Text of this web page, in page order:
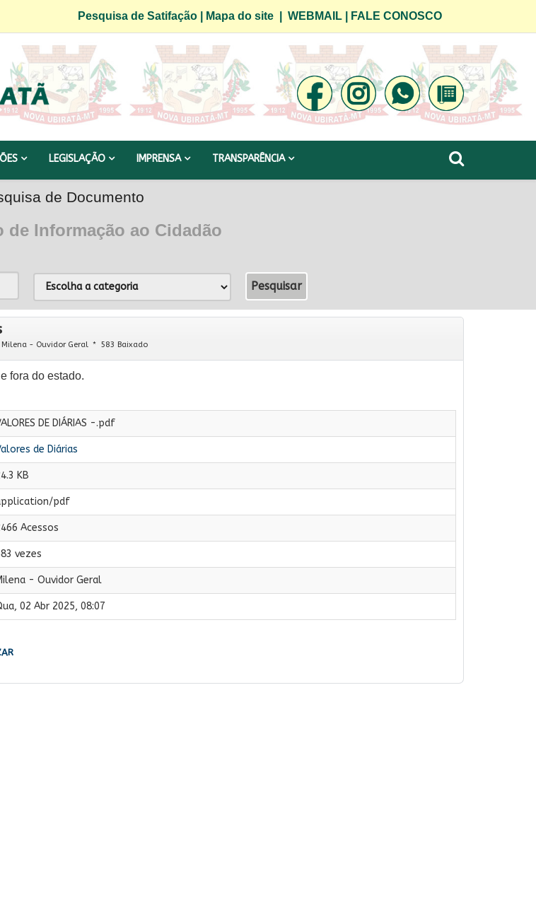
Pesquisa de Satifação| Mapa do site| WEBMAIL| FALE CONOSCO
LEGISLAÇÃO IMPRENSA TRANSPARÊNCIA
de Documento
de Informação ao Cidadão
Milena - Ouvidor Geral 583 Baixado
fora do estado.
DE DIÁRIAS -.pdf
de Diárias
KB
pdf
Acessos
vezes
- Ouvidor Geral
02 Abr 2025, 08:07